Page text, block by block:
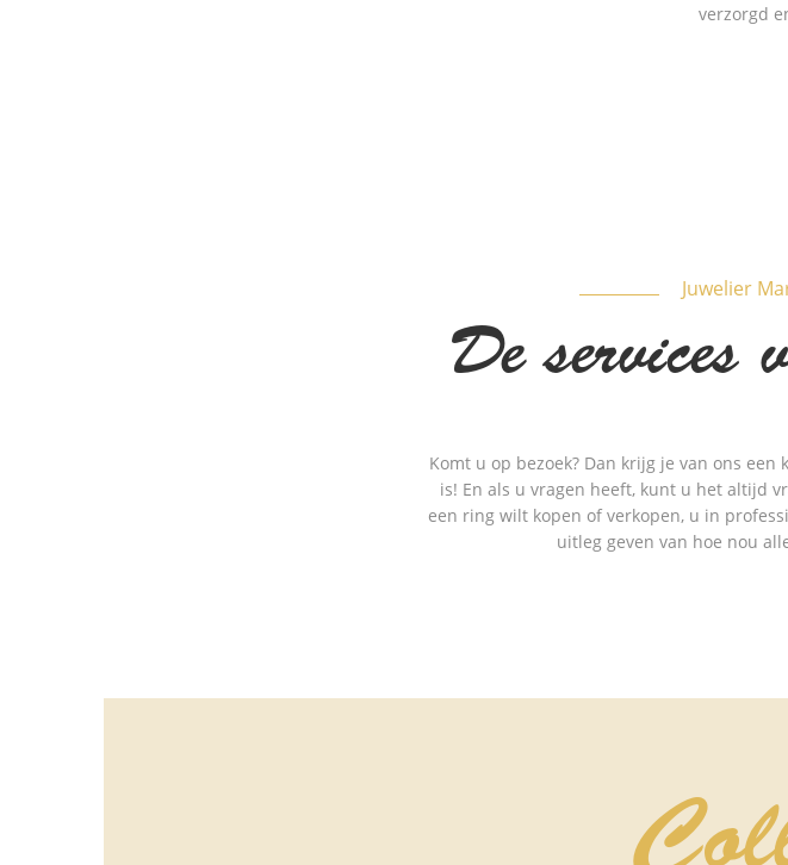
verzorgd
Juwelier
De
Komt u op bezoek? Dan krijg je van ons
is! En als u vragen heeft, kunt u het altijd
een ring wilt kopen of verkopen, u in
uitleg geven van hoe nou